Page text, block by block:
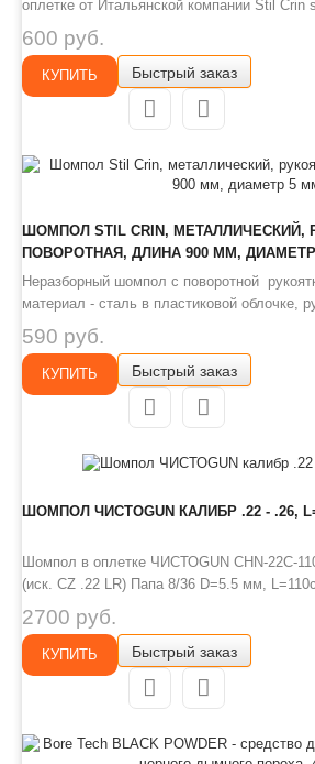
оплетке от Итальянской компании Stil Crin
Разборный трех-секционный шомпол
для чистки канала ствола после стрельбы.
приспособление поможет смазать
600 руб.
КУПИТЬ Быстрый заказ
ШОМПОЛ STIL CRIN, МЕТАЛЛИЧЕСКИЙ,
ПОВОРОТНАЯ, ДЛИНА 900 ММ,
Неразборный шомпол с поворотной
материал - сталь в пластиковой облочке,
диаметр - 4 мм, длина - 90 см. ..
590 руб.
КУПИТЬ Быстрый заказ
ШОМПОЛ ЧИСТОGUN КАЛИБР .22 - .26,
Шомпол в оплетке ЧИСТОGUN CHN-22C-
(иск. CZ .22 LR) Папа 8/36 D=5.5 мм,
односекционный из нержавеющей стали для
оружия .22 - .26 калибров. Рукоять с
цельного куска нержавеющей стали,
опл..
2700 руб.
КУПИТЬ Быстрый заказ